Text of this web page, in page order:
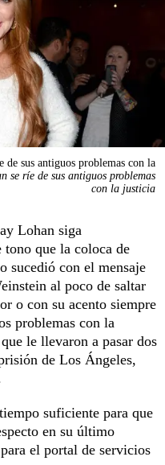
sus antiguos problemas con la
se ríe de sus antiguos problemas
con la justicia
Lohan siga
tono que la coloca de
sucedió con el mensaje
al poco de saltar
o con su acento siempre
problemas con la
le llevaron a pasar dos
de Los Ángeles,
suficiente para que
en su último
el portal de servicios